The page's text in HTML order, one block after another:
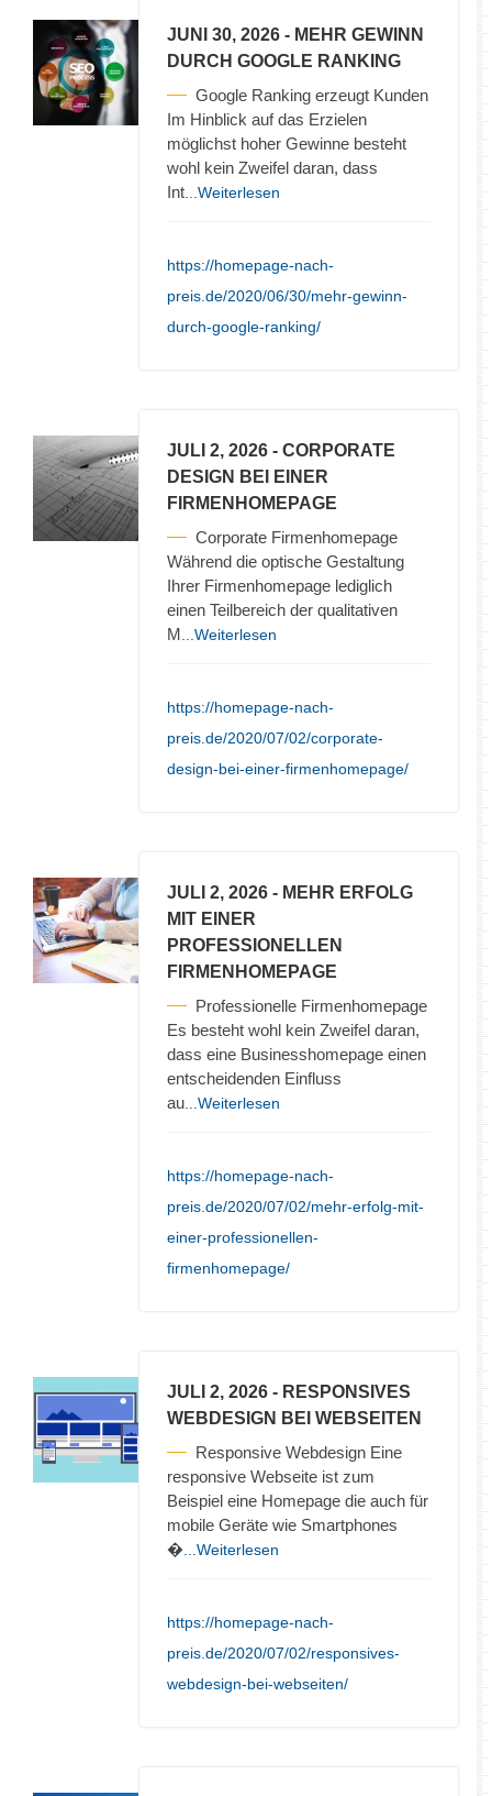
JUNI 30, 2026 - MEHR GEWINN
DURCH GOOGLE RANKING
Google Ranking erzeugt Kunden
Im Hinblick auf das Erzielen
möglichst hoher Gewinne besteht
wohl kein Zweifel daran, dass
Int ...Weiterlesen
https://homepage-nach-
preis.de/2020/06/30/mehr-gewinn-
durch-google-ranking/
JULI 2, 2026 - CORPORATE
DESIGN BEI EINER
FIRMENHOMEPAGE
Corporate Firmenhomepage
Während die optische Gestaltung
Ihrer Firmenhomepage lediglich
einen Teilbereich der qualitativen
M ...Weiterlesen
https://homepage-nach-
preis.de/2020/07/02/corporate-
design-bei-einer-firmenhomepage/
JULI 2, 2026 - MEHR ERFOLG
MIT EINER
PROFESSIONELLEN
FIRMENHOMEPAGE
Professionelle Firmenhomepage
Es besteht wohl kein Zweifel daran,
dass eine Businesshomepage einen
entscheidenden Einfluss
au ...Weiterlesen
https://homepage-nach-
preis.de/2020/07/02/mehr-erfolg-mit-
einer-professionellen-
firmenhomepage/
JULI 2, 2026 - RESPONSIVES
WEBDESIGN BEI WEBSEITEN
Responsive Webdesign Eine
responsive Webseite ist zum
Beispiel eine Homepage die auch für
mobile Geräte wie Smartphones
� ...Weiterlesen
https://homepage-nach-
preis.de/2020/07/02/responsives-
webdesign-bei-webseiten/